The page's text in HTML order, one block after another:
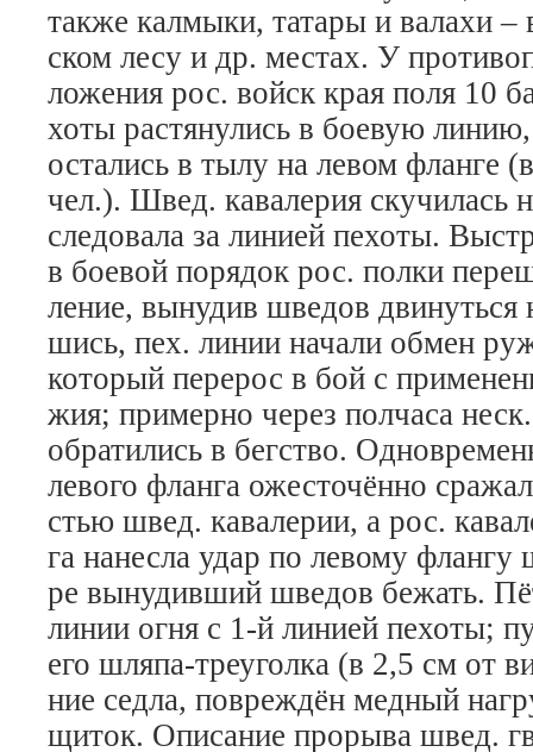
так­же кал­мы­ки, та­та­ры и ва­ла­хи
ском ле­су и др. мес­тах. У
ло­же­ния рос. войск края по­ля 10
хо­ты рас­тя­ну­лись в бое­вую
ос­та­лись в ты­лу на ле­вом флан­ге
чел.). Швед. кава­ле­рия ску­чи­лась
сле­до­ва­ла за ли­ни­ей пе­хо­ты.
в бое­вой по­ря­док рос. пол­ки
ле­ние, вы­ну­див шве­дов дви­нуть­ся
шись, пех. ли­нии на­ча­ли об­мен
ко­то­рый пе­ре­рос в бой с
жия; при­мер­но че­рез пол­ча­са
об­ра­ти­лись в бег­ст­во.
ле­во­го флан­га ожес­то­чён­но
стью швед. ка­ва­ле­рии, а рос.
га на­нес­ла удар по ле­во­му
ре вы­ну­див­ший шве­дов бе­жать.
ли­нии ог­ня с 1-й ли­ни­ей пе­хо­ты;
его шля­па-тре­угол­ка (в 2,5 см от
ние сед­ла, по­вре­ж­дён мед­ный
щи­ток. Опи­са­ние про­ры­ва швед.